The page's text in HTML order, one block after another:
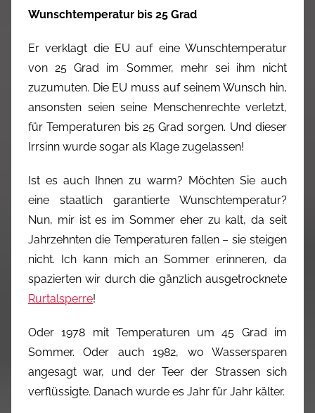
Wunschtemperatur bis 25 Grad
Er verklagt die EU auf eine Wunschtemperatur
von 25 Grad im Sommer, mehr sei ihm nicht
zuzumuten. Die EU muss auf seinem Wunsch hin,
ansonsten seien seine Menschenrechte verletzt,
für Temperaturen bis 25 Grad sorgen. Und dieser
Irrsinn wurde sogar als Klage zugelassen!
Ist es auch Ihnen zu warm? Möchten Sie auch
eine staatlich garantierte Wunschtemperatur?
Nun, mir ist es im Sommer eher zu kalt, da seit
Jahrzehnten die Temperaturen fallen – sie steigen
nicht. Ich kann mich an Sommer erinneren, da
spazierten wir durch die gänzlich ausgetrocknete
Rurtalsperre!
Oder 1978 mit Temperaturen um 45 Grad im
Sommer. Oder auch 1982, wo Wassersparen
angesagt war, und der Teer der Strassen sich
verflüssigte. Danach wurde es Jahr für Jahr kälter.